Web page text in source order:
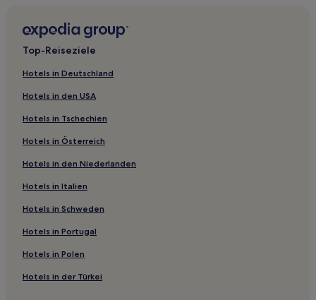
Kolding Kommune: Hotels
Vejen Kommune: Hotels
Ribe Hotels
Hotels nahe Bahnhof Lunderskov
Egtved Hotels
Hotels nahe Runenstein bei Bække Kirche
Hotels nahe Gesten Golf
Hotels nahe LEGOLAND® Billund
Kolding Hotels
Hotels nahe Trapholt Museum
Sønder Vilstrup Hotels
Vesterhede Hotels
Top-Reiseziele
Hotels in Deutschland
Hotels in den USA
Hotels in Tschechien
Hotels in Österreich
Hotels in den Niederlanden
Hotels in Italien
Hotels in Schweden
Hotels in Portugal
Hotels in Polen
Hotels in der Türkei